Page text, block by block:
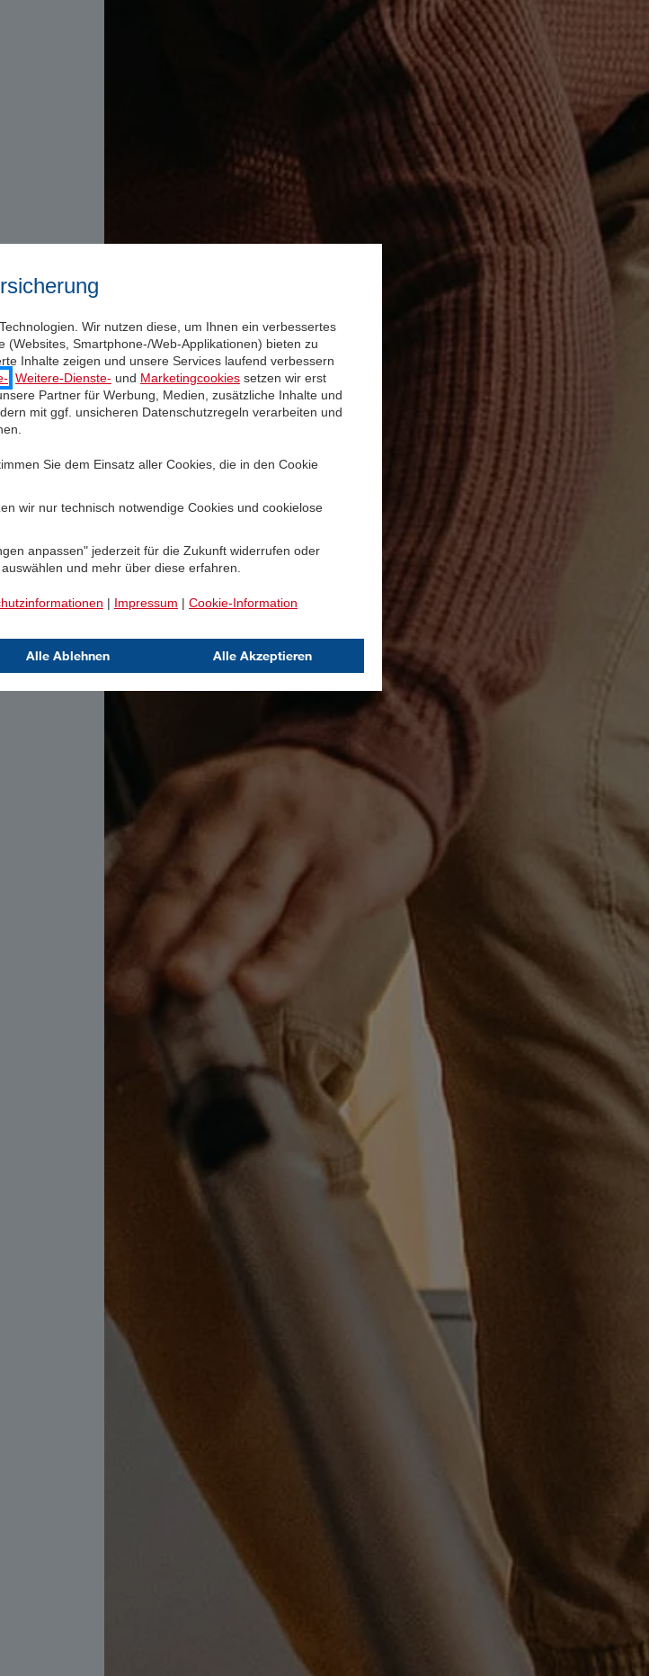
Wir nutzen diese, um Ihnen ein verbessertes
(Websites, Smartphone-/Web-Applikationen) bieten zu
Inhalte zeigen und unsere Services laufend verbessern
Weitere-Dienste- und Marketingcookies setzen wir erst
Partner für Werbung, Medien, zusätzliche Inhalte und
mit ggf. unsicheren Datenschutzregeln verarbeiten und
Sie dem Einsatz aller Cookies, die in den Cookie
wir nur technisch notwendige Cookies und cookielose
anpassen" jederzeit für die Zukunft widerrufen oder
und mehr über diese erfahren.
| Impressum | Cookie-Information
Alle Ablehnen Alle Akzeptieren